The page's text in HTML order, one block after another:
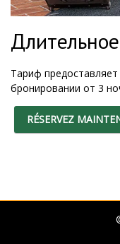
Тариф предоставляет
бронировании от 3
RÉSERVEZ